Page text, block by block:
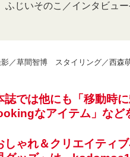
ふじいそのこ／インタビュ
／草間智博 スタイリング／西森
誌では他にも「移動時
なアイテム」など
しゃれ＆クリエイティ